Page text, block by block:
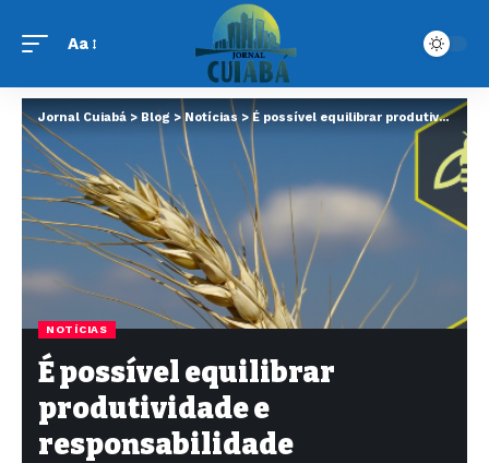
Aa
Jornal Cuiabá > Blog >Notícias >É possível equilibrar produtividade e responsabilidade ambiental? Descubra neste artigo
NOTÍCIAS
É possível equilibrar
produtividade e
responsabilidade